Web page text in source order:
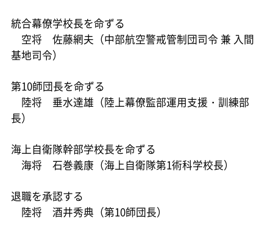
統合幕僚学校長を命ずる
空将 佐藤網夫（中部航空警戒管制団司令 兼 入間
基地司令）
第10師団長を命ずる
陸将 垂水達雄（陸上幕僚監部運用支援・訓練部
長）
海上自衛隊幹部学校長を命ずる
海将 石巻義康（海上自衛隊第1術科学校長）
退職を承認する
陸将 酒井秀典（第10師団長）